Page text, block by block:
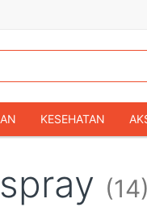
KESEHATAN
& ANAK GAMING &
(14)